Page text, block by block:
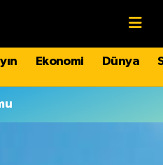
Ekonomi Dünya